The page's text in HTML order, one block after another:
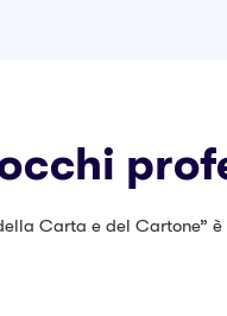
Carta e del Cartone”